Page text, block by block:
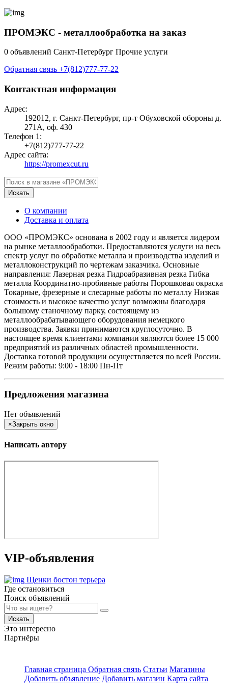
ПРОМЭКС - металлообработка на заказ
0 объявлений Санкт-Петербург Прочие услуги
Обратная связь +7(812)777-77-22
Контактная информация
Адрес:
192012, г. Санкт-Петербург, пр-т Обуховской обороны д.
271А, оф. 430
Телефон 1:
+7(812)777-77-22
Адрес сайта:
https://promexcut.ru
Искать
О компании
Доставка и оплата
ООО «ПРОМЭКС» основана в 2002 году и является лидером
на рынке металлообработки. Предоставляются услуги на весь
спектр услуг по обработке металла и производства изделий и
металлоконструкций по чертежам заказчика. Основные
направления: Лазерная резка Гидроабразивная резка Гибка
металла Координатно-пробивные работы Порошковая окраска
Токарные, фрезерные и слесарные работы по металлу Низкая
стоимость и высокое качество услуг возможны благодаря
большому станочному парку, состоящему из
металлообрабатывающего оборудования немецкого
производства. Заявки принимаются круглосуточно. В
настоящее время клиентами компании являются более 15 000
предприятий из различных областей промышленности.
Доставка готовой продукции осуществляется по всей России.
Режим работы: 9:00 - 18:00 Пн-Пт
Предложения магазина
Нет объявлений
×Закрыть окно
Написать автору
VIP-объявления
Щенки бостон терьера
Где остановиться
Поиск объявлений
Искать
Это интересно
Партнёры
Главная страница Обратная связь Статьи Магазины
Добавить объявление Добавить магазин Карта сайта